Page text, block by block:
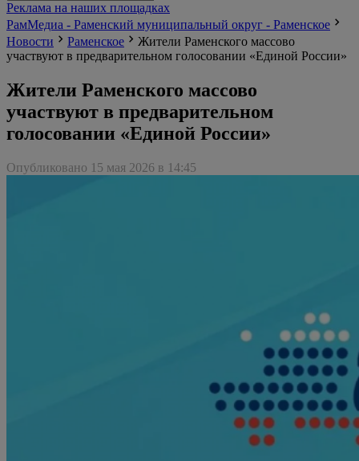
Реклама на наших площадках
РамМедиа - Раменский муниципальный округ - Раменское
Новости
Раменское
Жители Раменского массово
участвуют в предварительном голосовании «Единой России»
Жители Раменского массово
участвуют в предварительном
голосовании «Единой России»
Опубликовано 15 мая 2026 в 14:45